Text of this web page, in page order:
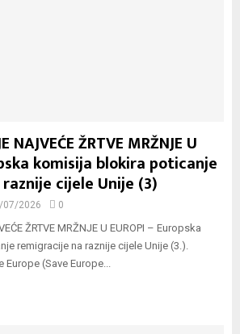
NAJVEĆE ŽRTVE MRŽNJE U
komisija blokira poticanje
cijele Unije (3)
07/2026 0
ŽRTVE MRŽNJE U EUROPI – Europska
remigracije na raznije cijele Unije (3.).
(Save Europe...